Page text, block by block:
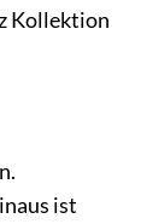
Kollektion
ist